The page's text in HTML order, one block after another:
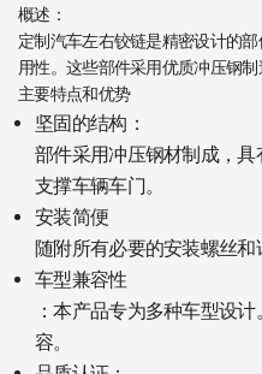
概述：
定制汽车左右铰链是精密设计的
用性。这些部件采用优质冲压钢
主要特点和优势
坚固的结构：
部件采用冲压钢材制成，
支撑车辆车门。
安装简便
随附所有必要的安装螺丝和
车型兼容性
：本产品专为多种车型设
容。